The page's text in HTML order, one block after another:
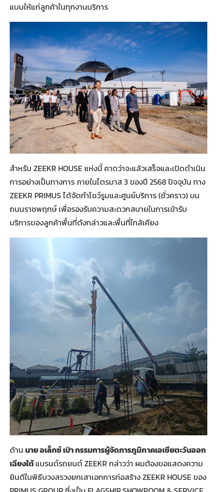
แบบให้แก่ลูกค้าในทุกงานบริการ
สำหรับ ZEEKR HOUSE แห่งนี้ คาดว่าจะแล้วเสร็จและเปิดดำเนิน
การอย่างเป็นทางการ ภายในไตรมาส 3 ของปี 2568 ปัจจุบัน ทาง
ZEEKR PRIMUS ได้จัดทำโชว์รูมและศูนย์บริการ (ชั่วคราว) บน
ถนนราชพฤกษ์ เพื่อรองรับความสะดวกสบายในการเข้ารับ
บริการของลูกค้าพื้นที่ดังกล่าวและพื้นที่ใกล้เคียง
ด้าน นาย อเล็กซ์ เป่า กรรมการผู้จัดการภูมิภาคเอเชียตะวันออก
เฉียงใต้แบรนด์รถยนต์ ZEEKR กล่าวว่า ผมต้องขอแสดงความ
ยินดีในพิธีบวงสรวงยกเสาเอกการก่อสร้าง ZEEKR HOUSE ของ